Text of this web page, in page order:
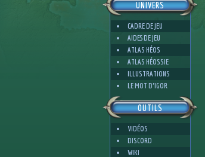
UNIVERS
CADRE DE JEU
AIDES DE JEU
ATLAS HÉOS
ATLAS HÉOSSIE
ILLUSTRATIONS
LE MOT D'IGOR
OUTILS
VIDÉOS
DISCORD
WIKI